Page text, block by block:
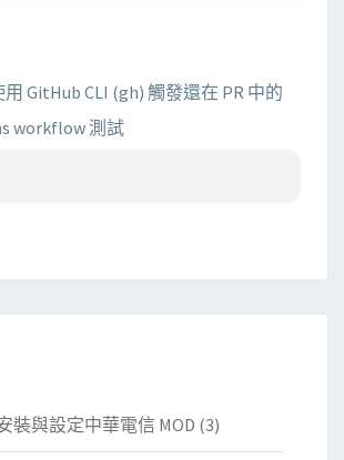
GitHub CLI (gh) 觸發還在 PR 中的
workflow 測試
裝與設定中華電信 MOD (3)